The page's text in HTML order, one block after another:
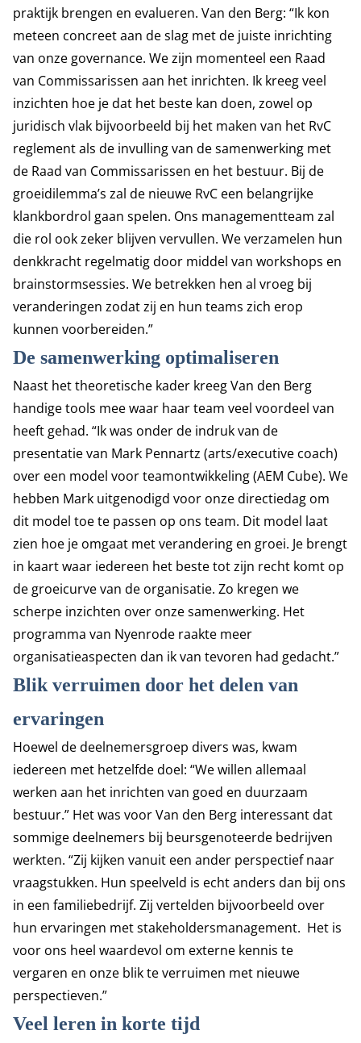
praktijk brengen en evalueren. Van den Berg: “Ik kon
meteen concreet aan de slag met de juiste inrichting
van onze governance. We zijn momenteel een Raad
van Commissarissen aan het inrichten. Ik kreeg veel
inzichten hoe je dat het beste kan doen, zowel op
juridisch vlak bijvoorbeeld bij het maken van het RvC
reglement als de invulling van de samenwerking met
de Raad van Commissarissen en het bestuur. Bij de
groeidilemma’s zal de nieuwe RvC een belangrijke
klankbordrol gaan spelen. Ons managementteam zal
die rol ook zeker blijven vervullen. We verzamelen hun
denkkracht regelmatig door middel van workshops en
brainstormsessies. We betrekken hen al vroeg bij
veranderingen zodat zij en hun teams zich erop
kunnen voorbereiden.”
De samenwerking optimaliseren
Naast het theoretische kader kreeg Van den Berg
handige tools mee waar haar team veel voordeel van
heeft gehad. “Ik was onder de indruk van de
presentatie van Mark Pennartz (arts/executive coach)
over een model voor teamontwikkeling (AEM Cube). We
hebben Mark uitgenodigd voor onze directiedag om
dit model toe te passen op ons team. Dit model laat
zien hoe je omgaat met verandering en groei. Je brengt
in kaart waar iedereen het beste tot zijn recht komt op
de groeicurve van de organisatie. Zo kregen we
scherpe inzichten over onze samenwerking. Het
programma van Nyenrode raakte meer
organisatieaspecten dan ik van tevoren had gedacht.”
Blik verruimen door het delen van
ervaringen
Hoewel de deelnemersgroep divers was, kwam
iedereen met hetzelfde doel: “We willen allemaal
werken aan het inrichten van goed en duurzaam
bestuur.” Het was voor Van den Berg interessant dat
sommige deelnemers bij beursgenoteerde bedrijven
werkten. “Zij kijken vanuit een ander perspectief naar
vraagstukken. Hun speelveld is echt anders dan bij ons
in een familiebedrijf. Zij vertelden bijvoorbeeld over
hun ervaringen met stakeholdersmanagement. Het is
voor ons heel waardevol om externe kennis te
vergaren en onze blik te verruimen met nieuwe
perspectieven.”
Veel leren in korte tijd